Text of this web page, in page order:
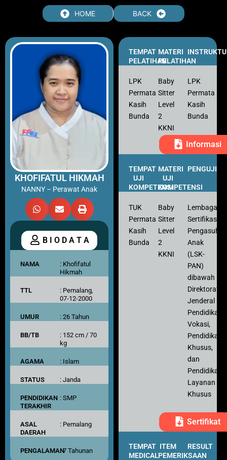
HOME BACK
KHOFIFATUL HIKMAH
NANNY – Perawat Anak
B I O D A T A
NAMA
: Khofifatul
Hikmah
TTL
: Pemalang,
07-12-2000
UMUR : 26 Tahun
BB/TB
: 152 cm / 70
kg
AGAMA : Islam
STATUS : Janda
PENDIDIKAN
TERAKHIR
: SMP
ASAL
DAERAH
: Pemalang
PENGALAMAN: 7 Tahunan
TEMPAT
PELATIHAN
MATERI
PELATIHAN
LPK
Permata
Kasih
Bunda
Baby
Sitter
Level
2
KKNI
LPK
Permata
Kasih
Bunda
Informasi
TEMPAT
UJI
KOMPETENSI
MATERI
UJI
KOMPETENSI
PENGUJI
TUK
Permata
Kasih
Bunda
Baby
Sitter
Level
2
KKNI
Lembaga
Sertifikasi
Pengasuh
Anak
(LSK-
PAN)
dibawah
Direktorat
Jenderal
Pendidikan
Vokasi,
Pendidikan
Khusus,
dan
Pendidikan
Layanan
Khusus
Sertifikat
TEMPAT
MEDICAL
ITEM
PEMERIKSAAN
RESULT